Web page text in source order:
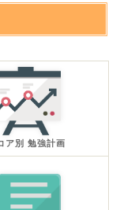
ア別 勉強計画